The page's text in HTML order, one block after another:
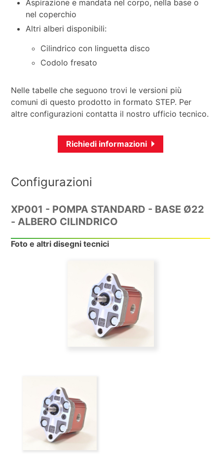
Aspirazione e mandata nel corpo, nella base o
nel coperchio
Altri alberi disponibili:
Cilindrico con linguetta disco
Codolo fresato
Nelle tabelle che seguono trovi le versioni più
comuni di questo prodotto in formato STEP. Per
altre configurazioni contatta il nostro ufficio tecnico.
Richiedi informazioni
Configurazioni
XP001 - POMPA STANDARD - BASE Ø22
- ALBERO CILINDRICO
Foto e altri disegni tecnici